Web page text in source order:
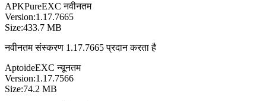
APKPureEXC नवीनतम
Version:1.17.7665
Size:433.7 MB
नवीनतम संस्करण 1.17.7665 प्रदान करता है
AptoideEXC न्यूनतम
Version:1.17.7566
Size:74.2 MB